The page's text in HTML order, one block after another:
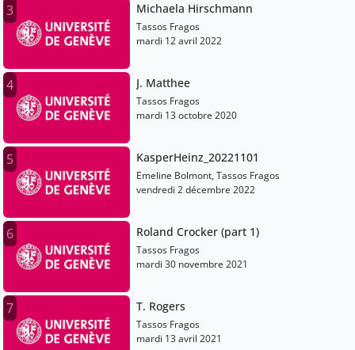
3 Michaela Hirschmann
Tassos Fragos
mardi 12 avril 2022
4 J. Matthee
Tassos Fragos
mardi 13 octobre 2020
5 KasperHeinz_20221101
Emeline Bolmont, Tassos Fragos
vendredi 2 décembre 2022
6 Roland Crocker (part 1)
Tassos Fragos
mardi 30 novembre 2021
7 T. Rogers
Tassos Fragos
mardi 13 avril 2021